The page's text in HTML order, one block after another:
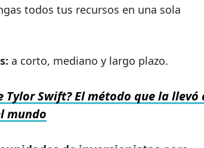
todos tus recursos en una sola
a corto, mediano y largo plazo.
Tylor Swift? El método que la llevó
mundo